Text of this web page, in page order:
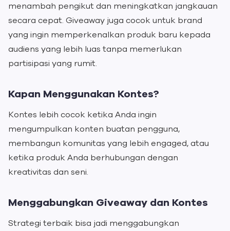
menambah pengikut dan meningkatkan jangkauan
secara cepat. Giveaway juga cocok untuk brand
yang ingin memperkenalkan produk baru kepada
audiens yang lebih luas tanpa memerlukan
partisipasi yang rumit.
Kapan Menggunakan Kontes?
Kontes lebih cocok ketika Anda ingin
mengumpulkan konten buatan pengguna,
membangun komunitas yang lebih engaged, atau
ketika produk Anda berhubungan dengan
kreativitas dan seni.
Menggabungkan Giveaway dan Kontes
Strategi terbaik bisa jadi menggabungkan